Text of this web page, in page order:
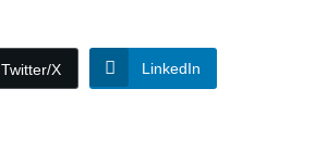
Twitter/X LinkedIn